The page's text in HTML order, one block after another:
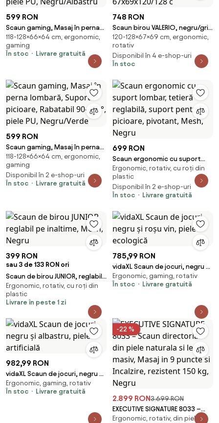
599 RON
Scaun gaming, Masaj în perna
lombară, Suport picioare,
Rabatabil 90-165°, piele PU,
Negru/Albastru
118-128×66×64 cm, ergonomic,
gaming
În stoc
Livrare gratuită
748 RON
Scaun birou VALERIO, negru/gri,
piele ecologica/panza,
67x69x120/128 c
120-128×67×69 cm, ergonomic,
rotativ
Disponibil în 4 e-shop-uri
În stoc
599 RON
Scaun gaming, Masaj în perna
lombară, Suport picioare,
Rabatabil 90-165°, piele PU,
Negru/Verde
118-128×66×64 cm, ergonomic,
gaming
Disponibil în 2 e-shop-uri
În stoc
Livrare gratuită
699 RON
Scaun ergonomic cu suport
lombar, tetieră reglabilă,
suport pentru picioare,
pivotant, Mesh, Negru
Ergonomic, rotativ, cu roți din
plastic
Disponibil în 2 e-shop-uri
În stoc
Livrare gratuită
399 RON
sau 3 de 133 RON ori
Scaun de birou JUNIOR, reglabil
pe inaltime, Mesh, Negru
Ergonomic, rotativ, cu roți din
plastic
Livrare în peste 1 zi
785,99 RON
vidaXL Scaun de jocuri, negru și
roșu vin, piele ecologică
Ergonomic, gaming, rotativ
În stoc
Livrare gratuită
982,99 RON
vidaXL Scaun de jocuri, negru și
albastru, piele artificială
Ergonomic, gaming, rotativ
În stoc
Livrare gratuită
-22 %
2.899 RON3.699 RON
EXECUTIVE SIGNATURE 8033 –
Scaun directorial din piele
Ergonomic, rotativ, din piele